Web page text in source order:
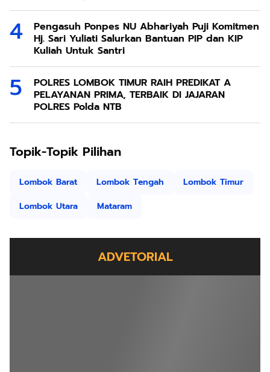
Pengasuh Ponpes NU Abhariyah Puji Komitmen
Hj. Sari Yuliati Salurkan Bantuan PIP dan KIP
Kuliah Untuk Santri
POLRES LOMBOK TIMUR RAIH PREDIKAT A
PELAYANAN PRIMA, TERBAIK DI JAJARAN
POLRES Polda NTB
Topik-Topik Pilihan
Lombok Barat Lombok Tengah
Lombok Timur
Lombok Utara
Mataram
ADVETORIAL